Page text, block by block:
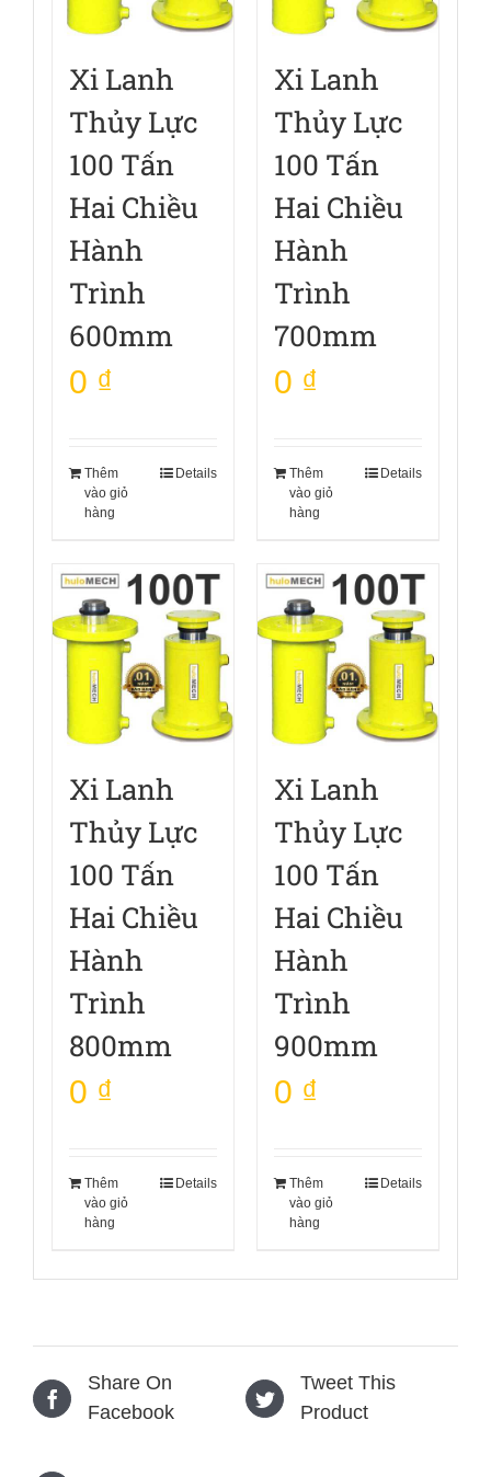
Xi Lanh
Thủy Lực
100 Tấn
Hai Chiều
Hành
Trình
600mm
0 ₫
Thêm
vào giỏ
hàng
Details
Xi Lanh
Thủy Lực
100 Tấn
Hai Chiều
Hành
Trình
700mm
0 ₫
Thêm
vào giỏ
hàng
Details
Xi Lanh
Thủy Lực
100 Tấn
Hai Chiều
Hành
Trình
800mm
0 ₫
Thêm
vào giỏ
hàng
Details
Xi Lanh
Thủy Lực
100 Tấn
Hai Chiều
Hành
Trình
900mm
0 ₫
Thêm
vào giỏ
hàng
Details
Share On
Facebook
Tweet This
Product